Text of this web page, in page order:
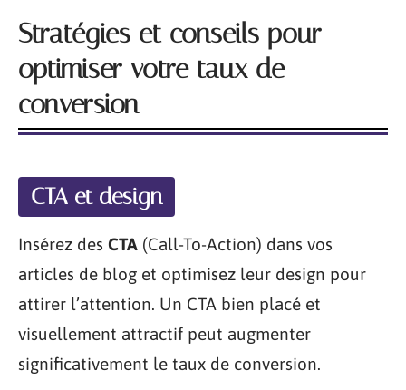
Stratégies et conseils pour
optimiser votre taux de
conversion
CTA et design
Insérez des CTA (Call-To-Action) dans vos
articles de blog et optimisez leur design pour
attirer l’attention. Un CTA bien placé et
visuellement attractif peut augmenter
significativement le taux de conversion.